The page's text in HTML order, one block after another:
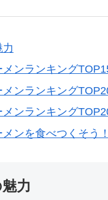
ンランキング
ンランキング
ンランキング
ンを食べつくそう
力